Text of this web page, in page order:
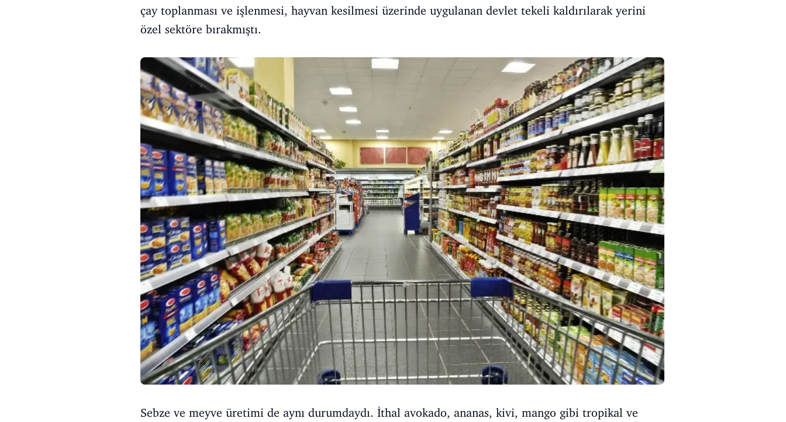
çay toplanması ve işlenmesi, hayvan kesilmesi üzerinde uygulanan devlet tekeli kaldırılarak yerini
özel sektöre bırakmıştı.
Sebze ve meyve üretimi de aynı durumdaydı. İthal avokado, ananas, kivi, mango gibi tropikal ve